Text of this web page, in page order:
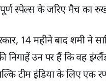
स्पेल्स के जरिए मैच का
14 महीने बाद शमी ने
निगाहें उन पर हैं कि वह
टीम इंडिया के लिए एक